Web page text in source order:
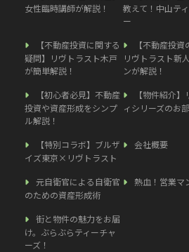
女性臨時講師が解説！
教えて！中山テ
ー
【不動産投資に関する
疑問】リヴトラスト木戸
が簡単解説！
【不動産投資
リヴトラスト新
ンが解説！
【初心者必見】不動産
投資や資産形成をシンプ
ル解説！
【物件紹介
ィシリーズのお
【特別コラボ】ブルザ
イズ東京×リヴトラスト
会社概要
元自衛官による自衛官
のための資産形成術
熱血！営業マ
街と物件の魅力をお届
け。ぶらぶらティーチャ
ーズ！